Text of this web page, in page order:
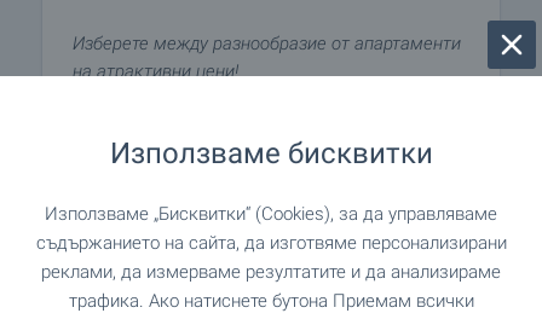
Изберете между разнообразие от апартаменти
на атрактивни цени!
Използваме бисквитки
Използваме „Бисквитки“ (Cookies), за да управляваме
съдържанието на сайта, да изготвяме персонализирани
реклами, да измерваме резултатите и да анализираме
трафика. Ако натиснете бутона Приемам всички